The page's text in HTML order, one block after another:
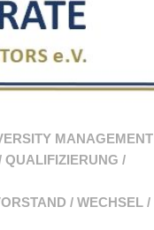
MANAGEMENT
QUALIFIZIERUNG /
/ WECHSEL /